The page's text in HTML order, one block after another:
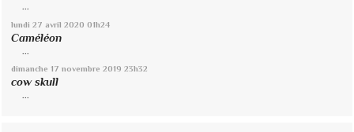
lundi 27 avril 2020 01h24
Caméléon
dimanche 17 novembre 2019 23h32
cow skull
...